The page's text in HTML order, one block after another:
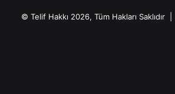
© Telif Hakkı 2026, Tüm Hakları Saklıdır |